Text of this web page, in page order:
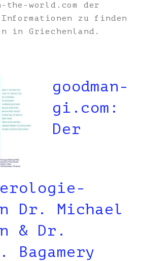
the-world.com der
zu finden
in Griechenland.
goodman-
gi.com:
Der
Dr. Michael
& Dr.
Bagamery